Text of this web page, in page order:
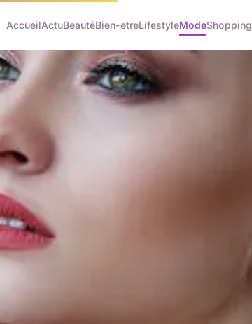
AccueilActuBeautéBien-etreLifestyleModeShopping